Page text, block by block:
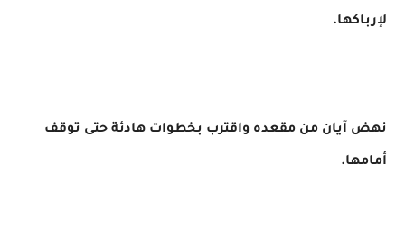
لإرباكها.
نهض آيان من مقعده واقترب بخطوات هادئة حتى توقف
أمامها.